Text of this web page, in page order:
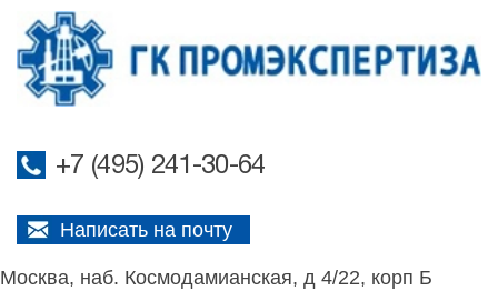
+7 (495) 241-30-64
Написать на почту
Москва, наб. Космодамианская, д 4/22, корп Б